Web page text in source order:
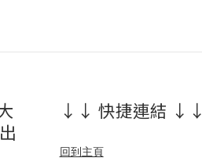
↓↓ 快捷連結 ↓↓
回到主頁